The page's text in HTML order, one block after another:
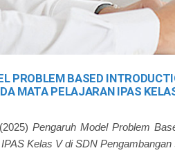
PROBLEM BASED
MATA PELAJARAN IPAS
Pengaruh Model Problem
Kelas V di SDN Pengambangan